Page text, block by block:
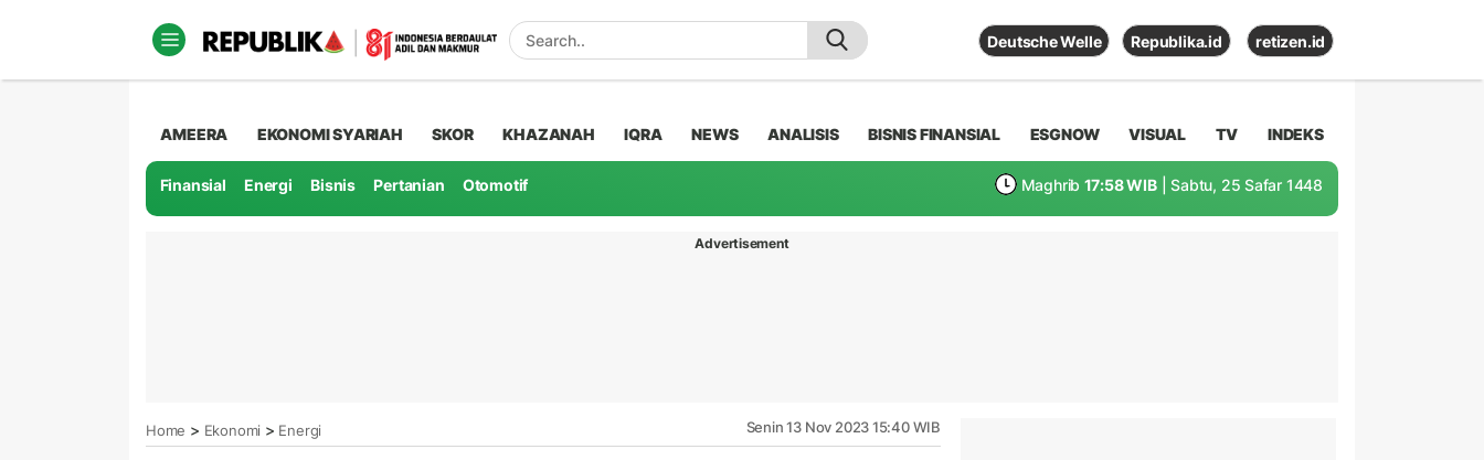
Deutsche Welle Republika.id retizen.id
AMEERA EKONOMI SYARIAH SKOR KHAZANAH IQRA NEWS ANALISIS BISNIS FINANSIAL ESGNOW VISUAL TV INDEKS
Finansial Energi Bisnis Pertanian Otomotif Maghrib 17:58 WIB | Sabtu, 25 Safar 1448
Advertisement
Home > Ekonomi > Energi Senin 13 Nov 2023 15:40 WIB